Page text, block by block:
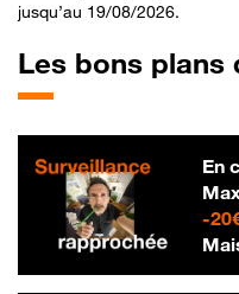
jusqu’au 19/08/2026.
Les bons plans
En
-